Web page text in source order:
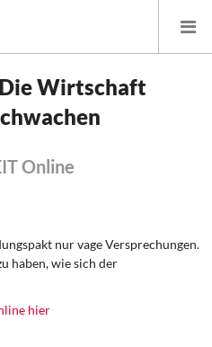
und Finanzpolitik
Wirtschaft
Online
nur vage Versprechungen.
haben, wie sich der
hier